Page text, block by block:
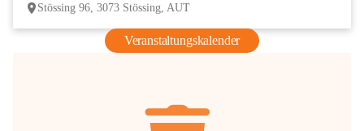
Stössing 96, 3073 Stössing, AUT
Veranstaltungskalender